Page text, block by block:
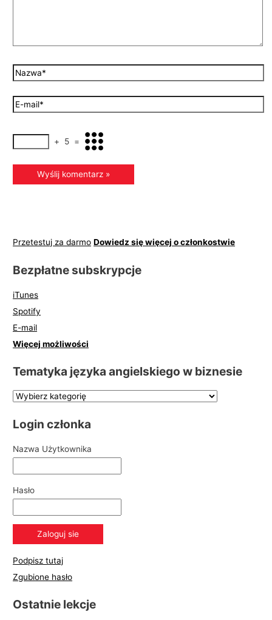
+ 5 =
Przetestuj za darmo Dowiedz się więcej o członkostwie
Bezpłatne subskrypcje
iTunes
Spotify
E-mail
Więcej możliwości
Tematyka języka angielskiego w biznesie
Login członka
Nazwa Użytkownika
Hasło
Podpisz tutaj
Zgubione hasło
Ostatnie lekcje